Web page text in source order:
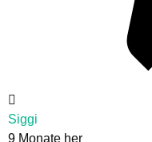
Siggi
9 Monate her